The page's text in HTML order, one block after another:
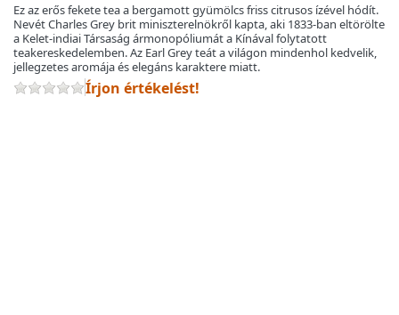
Ez az erős fekete tea a bergamott gyümölcs friss citrusos ízével hódít.
Nevét Charles Grey brit miniszterelnökről kapta, aki 1833-ban eltörölte
a Kelet-indiai Társaság ármonopóliumát a Kínával folytatott
teakereskedelemben. Az Earl Grey teát a világon mindenhol kedvelik,
jellegzetes aromája és elegáns karaktere miatt.
Írjon értékelést!